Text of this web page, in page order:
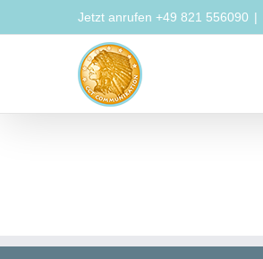
Jetzt anrufen +49 821 556090 |